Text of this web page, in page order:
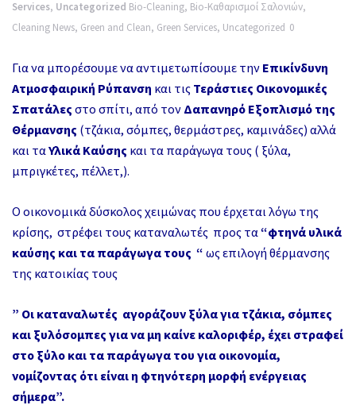
Services, Uncategorized Bio-Cleaning, Bio-Καθαρισμοί Σαλονιών,
Cleaning News, Green and Clean, Green Services, Uncategorized 0
Για να μπορέσουμε να αντιμετωπίσουμε την Επικίνδυνη
Ατμοσφαιρική Ρύπανση και τις Τεράστιες Οικονομικές
Σπατάλες στο σπίτι, από τον Δαπανηρό Εξοπλισμό της
Θέρμανσης (τζάκια, σόμπες, θερμάστρες, καμινάδες) αλλά
και τα Υλικά Καύσης και τα παράγωγα τους ( ξύλα,
μπριγκέτες, πέλλετ,).
Ο οικονομικά δύσκολος χειμώνας που έρχεται λόγω της
κρίσης, στρέφει τους καταναλωτές προς τα “φτηνά υλικά
καύσης και τα παράγωγα τους “ ως επιλογή θέρμανσης
της κατοικίας τους
” Οι καταναλωτές αγοράζουν ξύλα για τζάκια, σόμπες
και ξυλόσομπες για να μη καίνε καλοριφέρ, έχει στραφεί
στο ξύλο και τα παράγωγα του για οικονομία,
νομίζοντας ότι είναι η φτηνότερη μορφή ενέργειας
σήμερα”.